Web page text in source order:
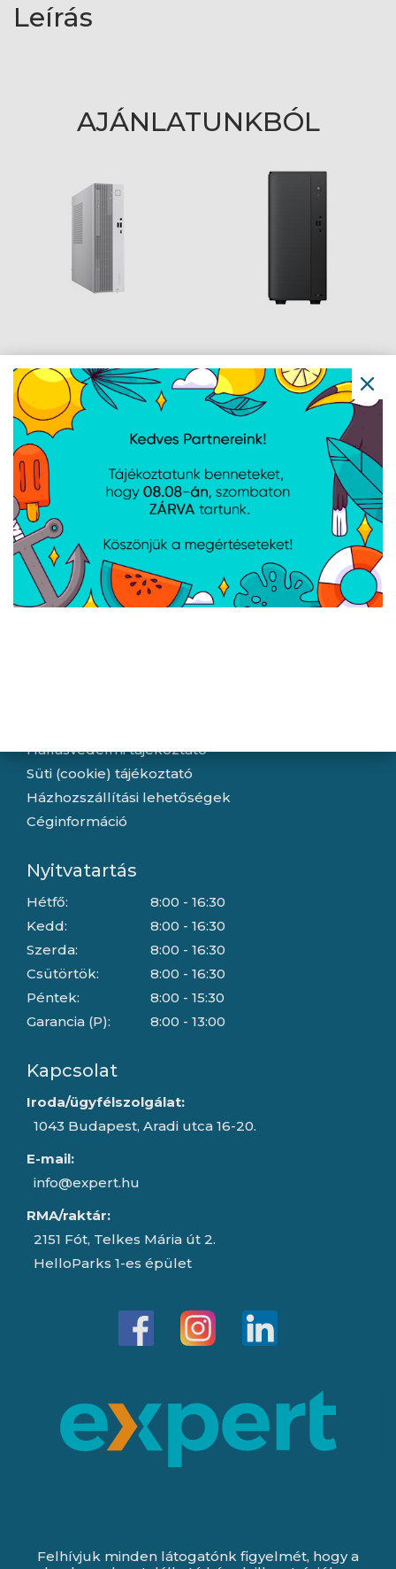
Leírás
AJÁNLATUNKBÓL
Asus V500 Mini Tower
V500MV-13620H143W -
Windows® 11 - White
Asus ExpertCenter
V501MV-07240H040W -
Windows® 11 - Black
Navigáció
Hírek
Újdonságok
Kapcsolat
Letöltések
Hallásvédelmi tájékoztató
Süti (cookie) tájékoztató
Házhozszállítási lehetőségek
Céginformáció
Nyitvatartás
Hétfő:
Kedd:
Szerda:
Csütörtök:
Péntek:
Garancia (P):
8:00 - 16:30
8:00 - 16:30
8:00 - 16:30
8:00 - 16:30
8:00 - 15:30
8:00 - 13:00
Kapcsolat
Iroda/ügyfélszolgálat:
1043 Budapest, Aradi utca 16-20.
E-mail:
info@expert.hu
RMA/raktár:
2151 Fót, Telkes Mária út 2.
HelloParks 1-es épület
Felhívjuk minden látogatónk figyelmét, hogy a